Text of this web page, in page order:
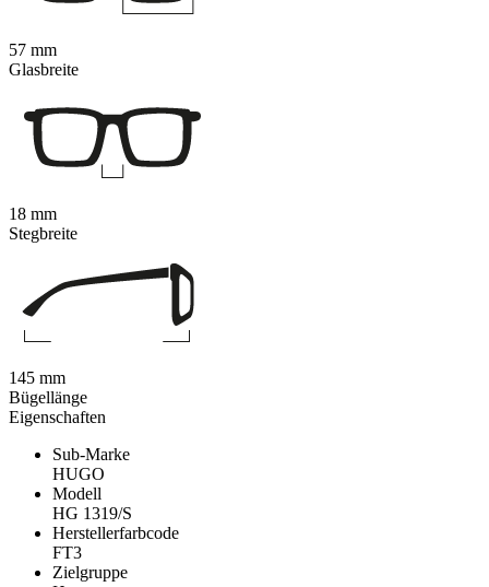
Eigenschaften
Sub-Marke
HUGO
Modell
HG 1319/S
Herstellerfarbcode
FT3
Zielgruppe
57 mm
Glasbreite
18 mm
Stegbreite
145 mm
Bügellänge